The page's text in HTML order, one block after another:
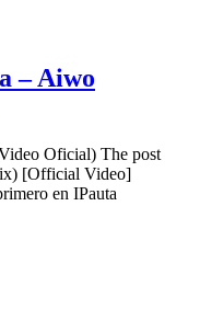
– Aiwo
Oficial) The post
[Official Video]
en IPauta